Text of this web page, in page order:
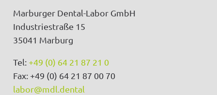
Marburger Dental-Labor GmbH
Industriestraße 15
35041 Marburg
Tel: +49 (0) 64 21 87 21 0
Fax: +49 (0) 64 21 87 00 70
labor@mdl.dental